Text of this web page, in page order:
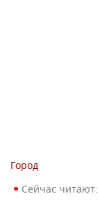
Город
Сейчас читают: